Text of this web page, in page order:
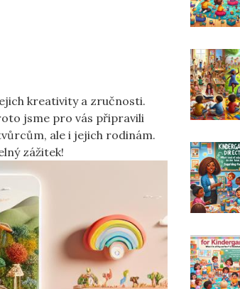
kreativity a⁢ zručnosti.
jsme‌ pro vás připravili
​ale i jejich rodinám.
​zážitek!